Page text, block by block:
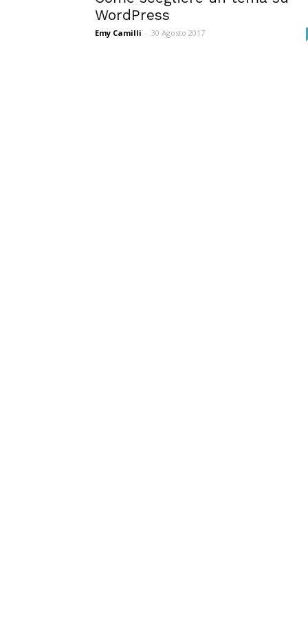
WordPress
Emy Camilli - 30 Agosto 2017